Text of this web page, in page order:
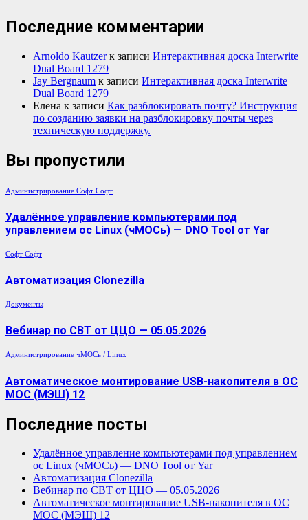
Последние комментарии
Arnoldo Kautzerк записи Интерактивная доска Interwrite
Dual Board 1279
Jay Bergnaum к записи Интерактивная доска Interwrite
Dual Board 1279
Елена к записи Как разблокировать почту? Инструкция
по созданию заявки на разблокировку почты через
техническую поддержку.
Вы пропустили
Администрирование Софт Софт
Удалённое управление компьютерами под
управлением ос Linux (чМОСь) — DNO Tool от Yar
Софт Софт
Автоматизация Clonezilla
Документы
Вебинар по СВТ от ЦЦО — 05.05.2026
Администрирование чМОСь / Linux
Автоматическое монтирование USB-накопителя в ОС
МОС (МЭШ) 12
Последние посты
Удалённое управление компьютерами под управлением
ос Linux (чМОСь) — DNO Tool от Yar
Автоматизация Clonezilla
Вебинар по СВТ от ЦЦО — 05.05.2026
Автоматическое монтирование USB-накопителя в ОС
МОС (МЭШ) 12